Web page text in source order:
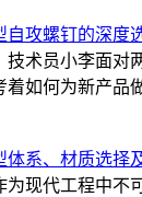
自攻螺钉的深度
术员小李面对
着如何为新产品
体系、材质选择
现代工程中不